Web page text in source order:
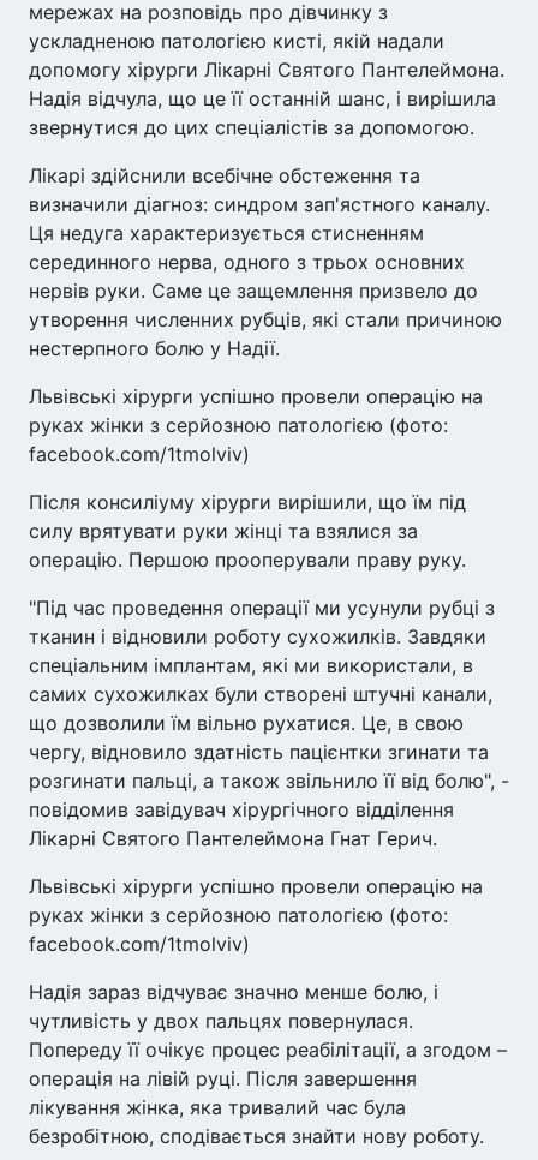
мережах на розповідь про дівчинку з
ускладненою патологією кисті, якій надали
допомогу хірурги Лікарні Святого Пантелеймона.
Надія відчула, що це її останній шанс, і вирішила
звернутися до цих спеціалістів за допомогою.
Лікарі здійснили всебічне обстеження та
визначили діагноз: синдром зап'ястного каналу.
Ця недуга характеризується стисненням
серединного нерва, одного з трьох основних
нервів руки. Саме це защемлення призвело до
утворення численних рубців, які стали причиною
нестерпного болю у Надії.
Львівські хірурги успішно провели операцію на
руках жінки з серйозною патологією (фото:
facebook.com/1tmolviv)
Після консиліуму хірурги вирішили, що їм під
силу врятувати руки жінці та взялися за
операцію. Першою прооперували праву руку.
"Під час проведення операції ми усунули рубці з
тканин і відновили роботу сухожилків. Завдяки
спеціальним імплантам, які ми використали, в
самих сухожилках були створені штучні канали,
що дозволили їм вільно рухатися. Це, в свою
чергу, відновило здатність пацієнтки згинати та
розгинати пальці, а також звільнило її від болю", -
повідомив завідувач хірургічного відділення
Лікарні Святого Пантелеймона Гнат Герич.
Львівські хірурги успішно провели операцію на
руках жінки з серйозною патологією (фото:
facebook.com/1tmolviv)
Надія зараз відчуває значно менше болю, і
чутливість у двох пальцях повернулася.
Попереду її очікує процес реабілітації, а згодом –
операція на лівій руці. Після завершення
лікування жінка, яка тривалий час була
безробітною, сподівається знайти нову роботу.